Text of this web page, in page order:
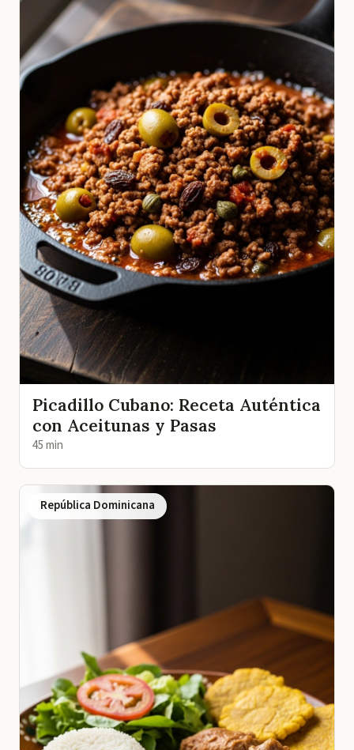
Picadillo Cubano: Receta Auténtica
con Aceitunas y Pasas
45 min
República Dominicana